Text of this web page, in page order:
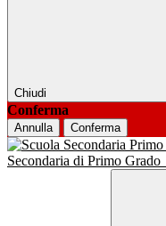
Chiudi
Conferma
Annulla Conferma
Secondaria di Primo Grado